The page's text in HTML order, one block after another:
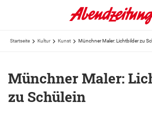
Startseite Kultur Kunst Münchner Maler: Lichtbilder zu
Münchner Maler:
zu Schülein